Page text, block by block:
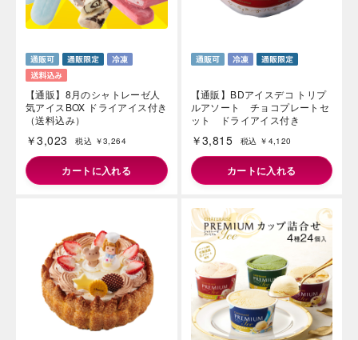
【通販】8月のシャトレーゼ人
気アイスBOX ドライアイス付き
（送料込み）
￥3,023 税込 ￥3,264
カートに入れる
【通販】BDアイスデコ トリプ
ルアソート チョコプレートセ
ット ドライアイス付き
￥3,815 税込 ￥4,120
カートに入れる
やつ時」という意味を込
雄大な八ヶ岳山麓の自
る、こだわりのスイー
さい。
海外 Overseas shops
Malaysia
Hong Kong
Vietnam